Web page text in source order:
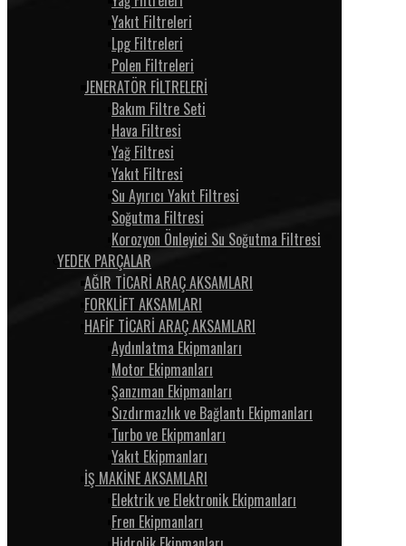
Yakıt Filtreleri
Lpg Filtreleri
Polen Filtreleri
JENERATÖR FİLTRELERİ
Bakım Filtre Seti
Hava Filtresi
Yağ Filtresi
Yakıt Filtresi
Su Ayırıcı Yakıt Filtresi
Soğutma Filtresi
Korozyon Önleyici Su Soğutma Filtresi
YEDEK PARÇALAR
AĞIR TİCARİ ARAÇ AKSAMLARI
FORKLİFT AKSAMLARI
HAFİF TİCARİ ARAÇ AKSAMLARI
Aydınlatma Ekipmanları
Motor Ekipmanları
Şanzıman Ekipmanları
Sızdırmazlık ve Bağlantı Ekipmanları
Turbo ve Ekipmanları
Yakıt Ekipmanları
İŞ MAKİNE AKSAMLARI
Elektrik ve Elektronik Ekipmanları
Fren Ekipmanları